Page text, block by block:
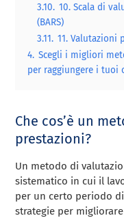
3.10. 10. Scala di
(BARS)
3.11. 11. Valutazioni
4. Scegli i migliori
per raggiungere i tuoi
Che cos’è un
prestazioni?
Un metodo di
sistematico in cui il
per un certo periodo
strategie per